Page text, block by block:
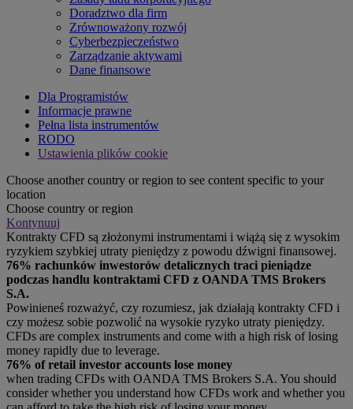
Doradztwo dla firm
Zrównoważony rozwój
Cyberbezpieczeństwo
Zarządzanie aktywami
Dane finansowe
Dla Programistów
Informacje prawne
Pełna lista instrumentów
RODO
Ustawienia plików cookie
Choose another country or region to see content specific to your
location
Choose country or region
Kontynuuj
Kontrakty CFD są złożonymi instrumentami i wiążą się z wysokim
ryzykiem szybkiej utraty pieniędzy z powodu dźwigni finansowej.
76% rachunków inwestorów detalicznych traci pieniądze
podczas handlu kontraktami CFD z OANDA TMS Brokers
S.A.
Powinieneś rozważyć, czy rozumiesz, jak działają kontrakty CFD i
czy możesz sobie pozwolić na wysokie ryzyko utraty pieniędzy.
CFDs are complex instruments and come with a high risk of losing
money rapidly due to leverage.
76% of retail investor accounts lose money
when trading CFDs with OANDA TMS Brokers S.A. You should
consider whether you understand how CFDs work and whether you